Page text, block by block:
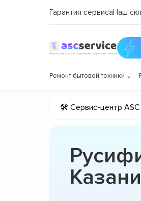
Гарантия сервисаНаш
Ремонт бытовой техники
🛠 Сервис-центр ASC
Казани